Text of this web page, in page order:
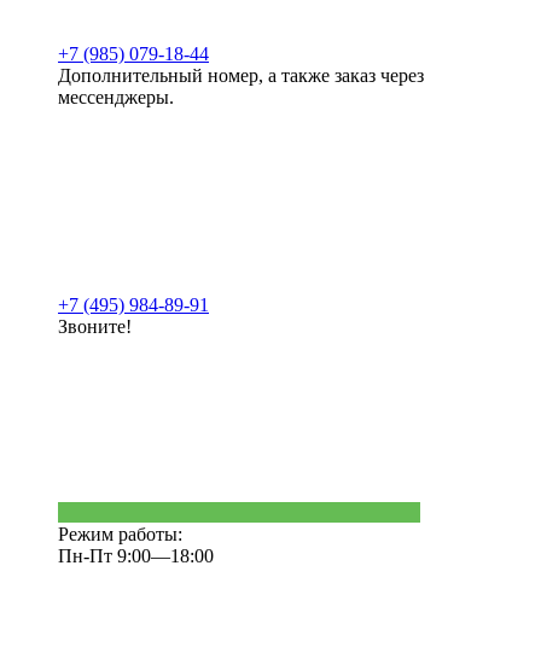
+7 (985) 079-18-44
Дополнительный номер, а также заказ через
мессенджеры.
+7 (495) 984-89-91
Звоните!
Режим работы:
Пн-Пт 9:00—18:00